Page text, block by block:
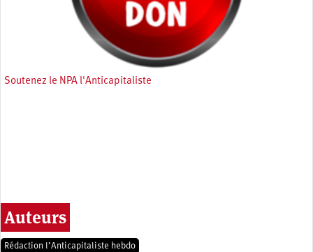
Soutenez le NPA l'Anticapitaliste
Auteurs
Rédaction l’Anticapitaliste hebdo